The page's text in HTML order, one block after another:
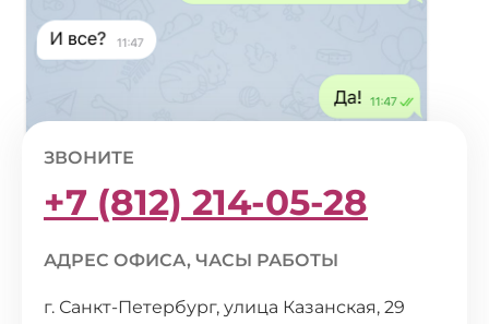
ЗВОНИТЕ
+7 (812) 214-05-28
АДРЕС ОФИСА, ЧАСЫ РАБОТЫ
г. Санкт-Петербург, улица Казанская, 29